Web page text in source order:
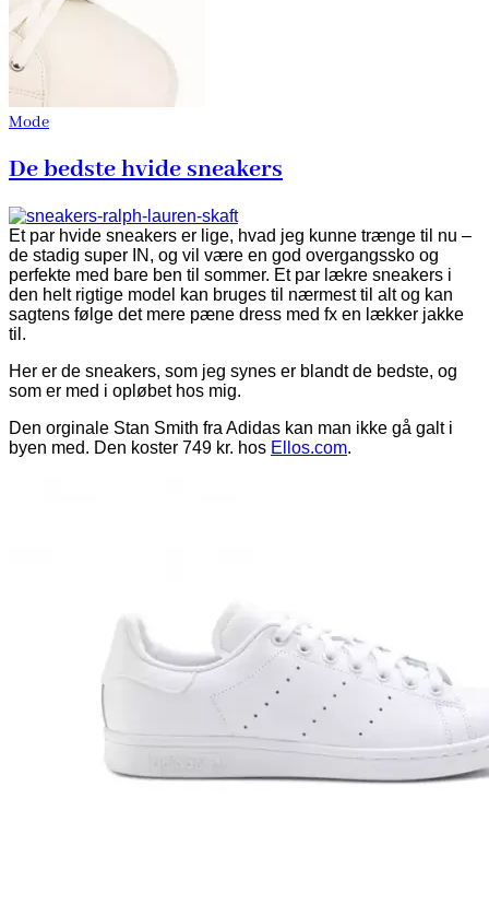
Mode
De bedste hvide sneakers
Et par hvide sneakers er lige, hvad jeg kunne trænge til nu –
de stadig super IN, og vil være en god overgangssko og
perfekte med bare ben til sommer. Et par lækre sneakers i
den helt rigtige model kan bruges til nærmest til alt og kan
sagtens følge det mere pæne dress med fx en lækker jakke
til.
Her er de sneakers, som jeg synes er blandt de bedste, og
som er med i opløbet hos mig.
Den orginale Stan Smith fra Adidas kan man ikke gå galt i
byen med. Den koster 749 kr. hos Ellos.com.